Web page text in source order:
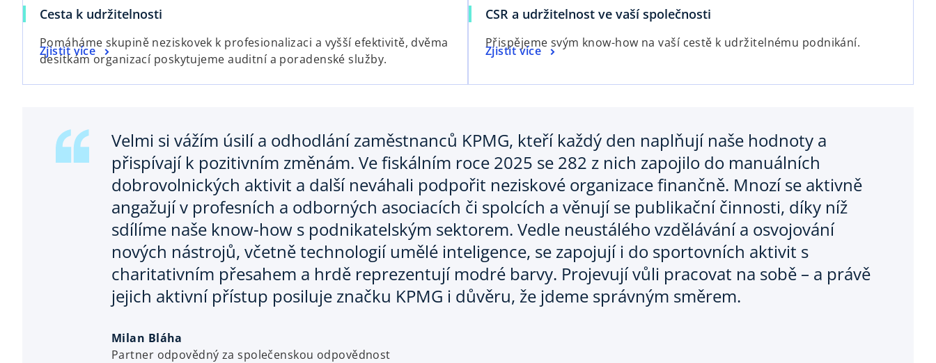
Cesta k udržitelnosti
Pomáháme skupině neziskovek k profesionalizaci a vyšší efektivitě, dvěma
desítkám organizací poskytujeme auditní a poradenské služby.
Zjistit více
CSR a udržitelnost ve vaší společnosti
Přispějeme svým know-how na vaší cestě k udržitelnému podnikání.
Zjistit více
Velmi si vážím úsilí a odhodlání zaměstnanců KPMG, kteří každý den naplňují naše hodnoty a
přispívají k pozitivním změnám. Ve fiskálním roce 2025 se 282 z nich zapojilo do manuálních
dobrovolnických aktivit a další neváhali podpořit neziskové organizace finančně. Mnozí se aktivně
angažují v profesních a odborných asociacích či spolcích a věnují se publikační činnosti, díky níž
sdílíme naše know-how s podnikatelským sektorem. Vedle neustálého vzdělávání a osvojování
nových nástrojů, včetně technologií umělé inteligence, se zapojují i do sportovních aktivit s
charitativním přesahem a hrdě reprezentují modré barvy. Projevují vůli pracovat na sobě – a právě
jejich aktivní přístup posiluje značku KPMG i důvěru, že jdeme správným směrem.
Milan Bláha
Partner odpovědný za společenskou odpovědnost